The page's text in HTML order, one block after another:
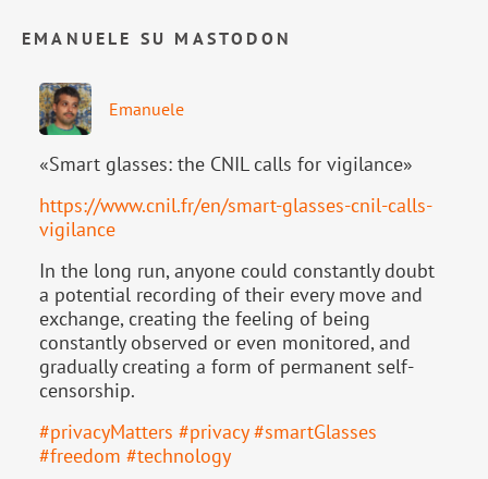
EMANUELE SU MASTODON
Emanuele
«Smart glasses: the CNIL calls for vigilance»
https://www.cnil.fr/en/smart-glasses-cnil-calls-
vigilance
In the long run, anyone could constantly doubt
a potential recording of their every move and
exchange, creating the feeling of being
constantly observed or even monitored, and
gradually creating a form of permanent self-
censorship.
#privacyMatters #privacy #smartGlasses
#freedom #technology